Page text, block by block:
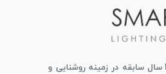
مجموعه ما با حدود 40 سال سابقه در زمینه روشنایی و